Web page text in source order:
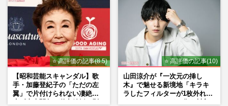
⭐ 高評価の記事(8.5)
【昭和芸能スキャンダル】歌
手・加藤登紀子の「ただの左
翼」で片付けられない凄絶半
⭐ 高評価の記事(10)
山田涼介が『一次元の挿し
木』で魅せる新境地「キラキ
ラしたフィルターが1枚外れて